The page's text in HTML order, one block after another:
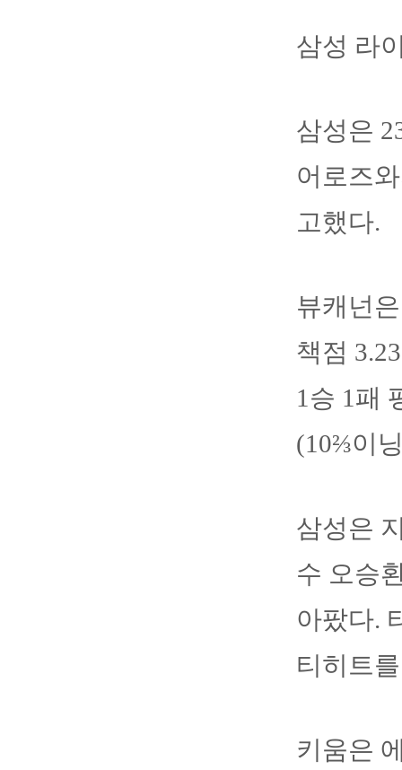
삼성 라
삼성은
어로즈
고했다.
뷰캐넌
책점
1승 1패
(10⅔이
삼성은
수 오승
아팠다.
티히트
키움은